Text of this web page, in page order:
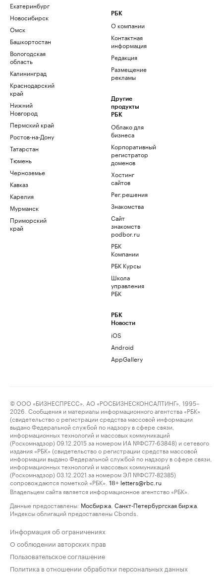
Екатеринбург
Новосибирск
Омск
Башкортостан
Вологодская
область
Калининград
Краснодарский
край
Нижний
Новгород
Пермский край
Ростов-на-Дону
Татарстан
Тюмень
Черноземье
Кавказ
Карелия
Мурманск
Приморский
край
РБК
О компании
Контактная
информация
Редакция
Размещение
рекламы
Другие
продукты
РБК
Облако для
бизнеса
Корпоративный
регистратор
доменов
Хостинг
сайтов
Рег.решения
Знакомства
Сайт
знакомств
podbor.ru
РБК
Компании
РБК Курсы
Школа
управления
РБК
РБК
Новости
iOS
Android
AppGallery
© ООО «БИЗНЕСПРЕСС», АО «РОСБИЗНЕСКОНСАЛТИНГ», 1995–
2026. Сообщения и материалы информационного агентства «РБК»
(свидетельство о регистрации средства массовой информации
выдано Федеральной службой по надзору в сфере связи,
информационных технологий и массовых коммуникаций
(Роскомнадзор) 09.12.2015 за номером ИА №ФС77-63848) и сетевого
издания «РБК» (свидетельство о регистрации средства массовой
информации выдано Федеральной службой по надзору в сфере связи,
информационных технологий и массовых коммуникаций
(Роскомнадзор) 03.12.2021 за номером ЭЛ №ФС77-82385)
сопровождаются пометкой «РБК».
18+ letters@rbc.ru
Владельцем сайта является информационное агентство «РБК».
Данные предоставлены: Мосбиржа Санкт-Петербургская биржа
Индексы облигаций предоставлены Cbonds.
Информация об ограничениях
О соблюдении авторских прав
Пользовательское соглашение
Политика в отношении обработки персональных данных